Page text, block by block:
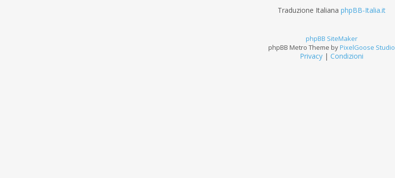
Traduzione Italiana phpBB-Italia.it
phpBB SiteMaker
phpBB Metro Theme byPixelGoose Studio
Privacy| Condizioni